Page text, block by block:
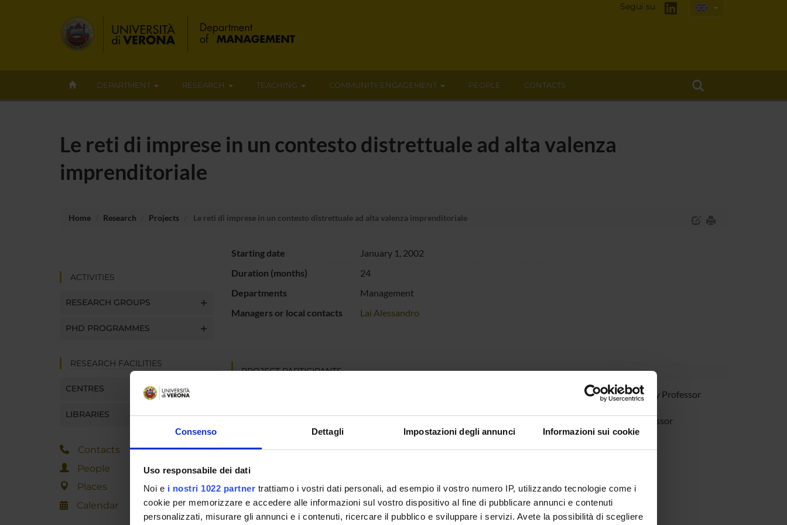
Consenso Dettagli Impostazioni degli annunci Informazioni sui cookie
Uso responsabile dei dati
Noi e i nostri 1022 partner trattiamo i vostri dati personali, ad esempio il vostro numero IP, utilizzando tecnologie come i
cookie per memorizzare e accedere alle informazioni sul vostro dispositivo al fine di pubblicare annunci e contenuti
personalizzati, misurare gli annunci e i contenuti, ricercare il pubblico e sviluppare i servizi. Avete la possibilità di scegliere
Segui su
DEPARTMENT RESEARCH TEACHING COMMUNITY ENGAGEMENT PEOPLE CONTACTS
Le reti di imprese in un contesto distrettuale ad alta valenza
imprenditoriale
Home Research Projects Le reti di imprese in un contesto distrettuale ad alta valenza imprenditoriale
ACTIVITIES
RESEARCH GROUPS
PHD PROGRAMMES
RESEARCH FACILITIES
CENTRES
LIBRARIES
Contacts
People
Places
Calendar
Starting date
January 1, 2002
Duration (months)
24
Departments
Management
Managers or local contacts
Lai Alessandro
PROJECT PARTICIPANTS
Temporary Professor
Full Professor